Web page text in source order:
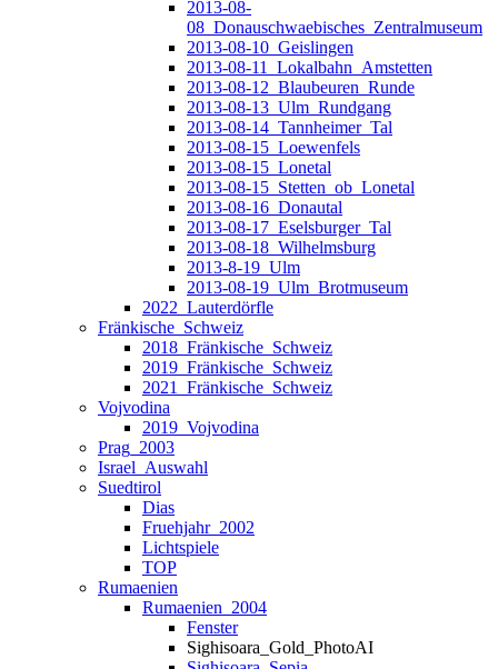
2013-08-
08_Donauschwaebisches_Zentralmuseum
2013-08-10_Geislingen
2013-08-11_Lokalbahn_Amstetten
2013-08-12_Blaubeuren_Runde
2013-08-13_Ulm_Rundgang
2013-08-14_Tannheimer_Tal
2013-08-15_Loewenfels
2013-08-15_Lonetal
2013-08-15_Stetten_ob_Lonetal
2013-08-16_Donautal
2013-08-17_Eselsburger_Tal
2013-08-18_Wilhelmsburg
2013-8-19_Ulm
2013-08-19_Ulm_Brotmuseum
2022_Lauterdörfle
Fränkische_Schweiz
2018_Fränkische_Schweiz
2019_Fränkische_Schweiz
2021_Fränkische_Schweiz
Vojvodina
2019_Vojvodina
Prag_2003
Israel_Auswahl
Suedtirol
Dias
Fruehjahr_2002
Lichtspiele
TOP
Rumaenien
Rumaenien_2004
Fenster
Sighisoara_Gold_PhotoAI